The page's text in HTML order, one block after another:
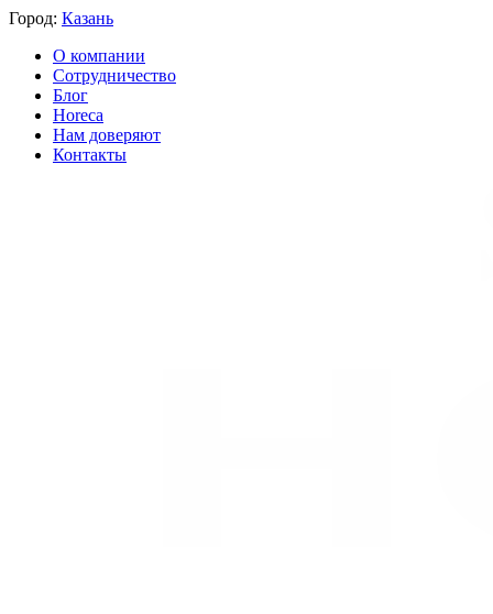
Город: Казань
О компании
Сотрудничество
Блог
Horeca
Нам доверяют
Контакты